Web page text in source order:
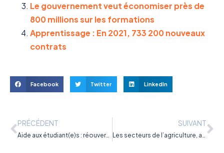
Le gouvernement veut économiser près de
800 millions sur les formations
Apprentissage : En 2021, 733 200 nouveaux
contrats
Facebook Twitter LinkedIn
PRÉCÉDENT SUIVANT